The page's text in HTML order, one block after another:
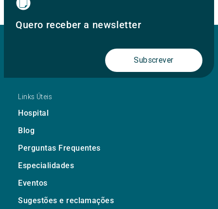
Quero receber a newsletter
Subscrever
Links Úteis
Hospital
Blog
Perguntas Frequentes
Especialidades
Eventos
Sugestões e reclamações